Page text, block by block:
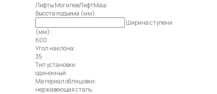
Лифты МогилевЛифтМаш
Высота подъема (мм):
Ширина ступени
(мм):
600
Угол наклона:
35
Тип установки:
одиночный
Материал облицовки:
нержавеющая сталь